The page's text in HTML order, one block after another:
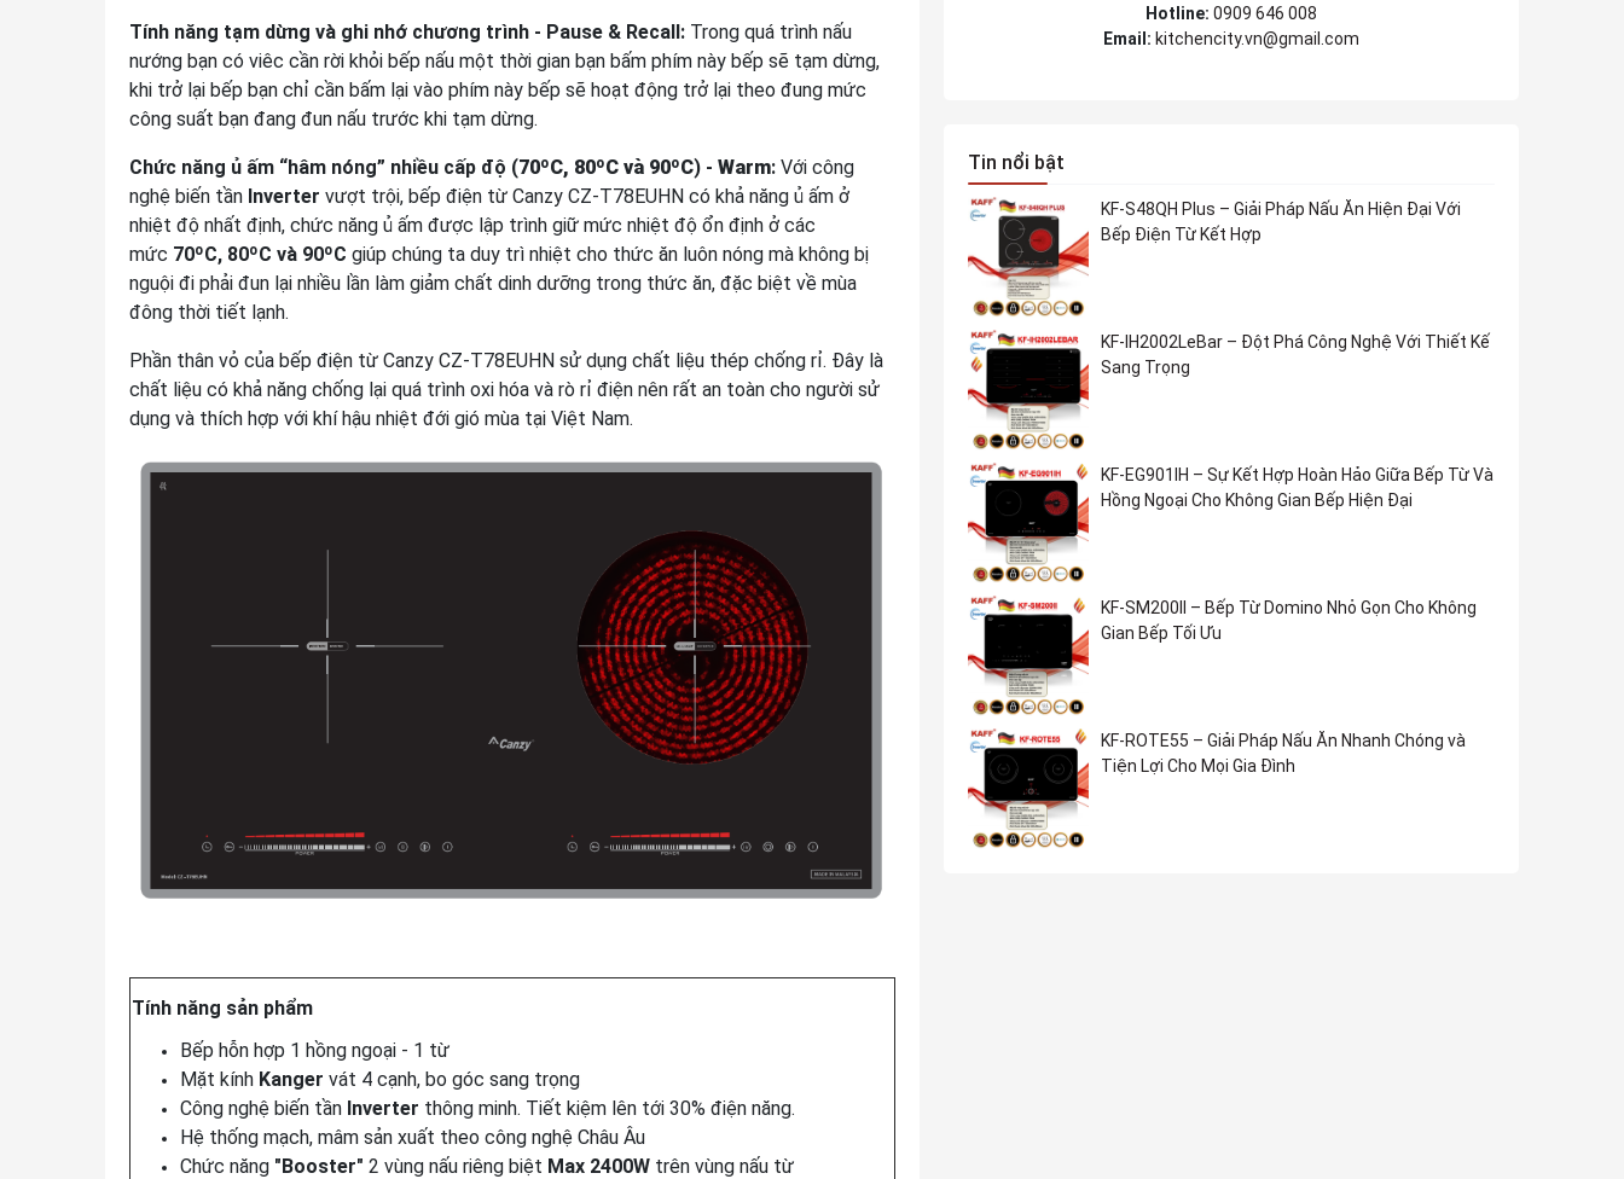
Tính năng tạm dừng và ghi nhớ chương trình - Pause & Recall: Trong quá trình nấu
nướng bạn có viêc cần rời khỏi bếp nấu một thời gian bạn bấm phím này bếp sẽ tạm dừng,
khi trở lại bếp bạn chỉ cần bấm lại vào phím này bếp sẽ hoạt động trở lại theo đung mức
công suất bạn đang đun nấu trước khi tạm dừng.
Chức năng ủ ấm “hâm nóng” nhiều cấp độ (70ºC, 80ºC và 90ºC) - Warm: Với công
nghệ biến tần Inverter vượt trội, bếp điện từ Canzy CZ-T78EUHN có khả năng ủ ấm ở
nhiệt độ nhất định, chức năng ủ ấm được lập trình giữ mức nhiệt độ ổn định ở các
mức 70ºC, 80ºC và 90ºC giúp chúng ta duy trì nhiệt cho thức ăn luôn nóng mà không bị
nguội đi phải đun lại nhiều lần làm giảm chất dinh dưỡng trong thức ăn, đặc biệt về mùa
đông thời tiết lạnh.
Phần thân vỏ của bếp điện từ Canzy CZ-T78EUHN sử dụng chất liệu thép chống rỉ. Đây là
chất liệu có khả năng chống lại quá trình oxi hóa và rò rỉ điện nên rất an toàn cho người sử
dụng và thích hợp với khí hậu nhiệt đới gió mùa tại Việt Nam.
Tính năng sản phẩm
Bếp hỗn hợp 1 hồng ngoại - 1 từ
Mặt kính Kanger vát 4 cạnh, bo góc sang trọng
Công nghệ biến tần Inverter thông minh. Tiết kiệm lên tới 30% điện năng.
Hệ thống mạch, mâm sản xuất theo công nghệ Châu Âu
Chức năng "Booster" 2 vùng nấu riêng biệt Max 2400W trên vùng nấu từ
Hotline:0909 646 008
Email: kitchencity.vn@gmail.com
Tin nổi bật
KF-S48QH Plus – Giải Pháp Nấu Ăn Hiện Đại Với
Bếp Điện Từ Kết Hợp
KF-IH2002LeBar – Đột Phá Công Nghệ Với Thiết Kế
Sang Trọng
KF-EG901IH – Sự Kết Hợp Hoàn Hảo Giữa Bếp Từ Và
Hồng Ngoại Cho Không Gian Bếp Hiện Đại
KF-SM200II – Bếp Từ Domino Nhỏ Gọn Cho Không
Gian Bếp Tối Ưu
KF-ROTE55 – Giải Pháp Nấu Ăn Nhanh Chóng và
Tiện Lợi Cho Mọi Gia Đình